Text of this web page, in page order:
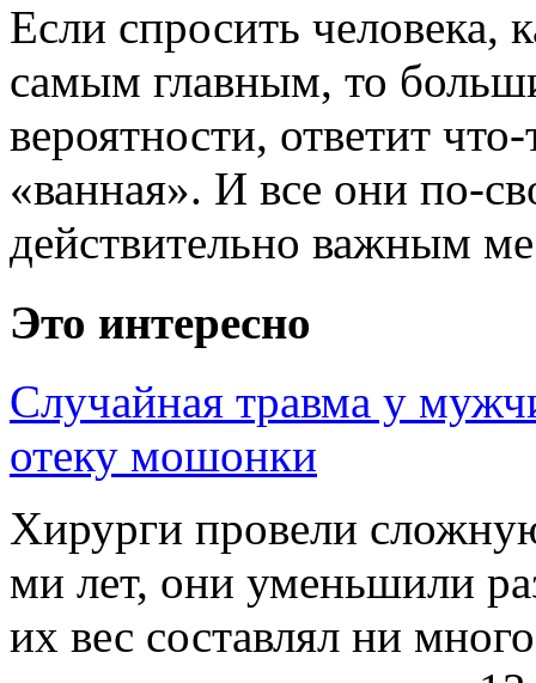
Если спросить человека,
самым главным, то
вероятности, ответит
«ванная». И все они по-
действительно важным
Это интересно
Случайная травма у
отеку мошонки
Хирурги провели
ми лет, они уменьшили
их вес составлял ни